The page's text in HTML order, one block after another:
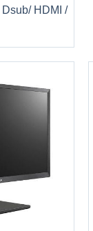
HDMI /